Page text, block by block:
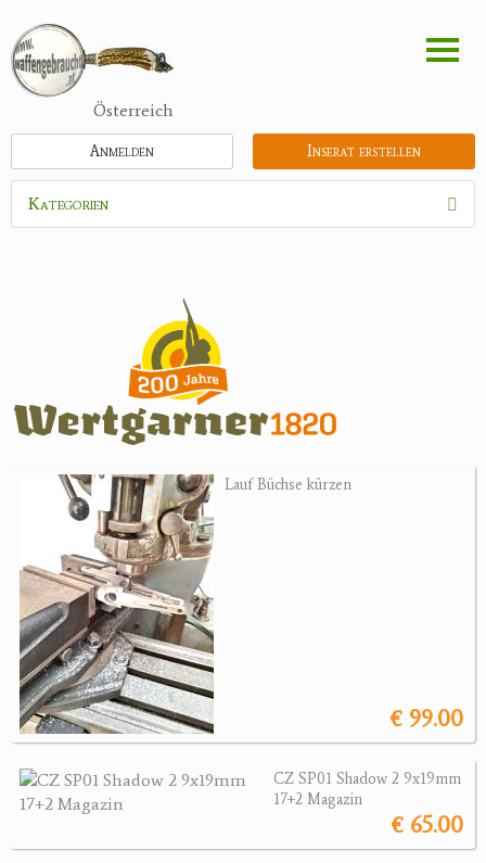
zum
Inhalt
Österreich
Inserat erstellen
Anmelden
Kategorien
Kipplaufgewehre
Kleinkalibergewehre
Repetiererbüchse
Luftdruckwaffen
Pistolen
Revolver
Sonstige Waffen
Munition
Optik
Bogensport
Zubehör
Jagdangebote
Jagdreviere
Lauf Büchse kürzen
€ 99.00
CZ SP01 Shadow 2 9x19mm
17+2 Magazin
€ 65.00